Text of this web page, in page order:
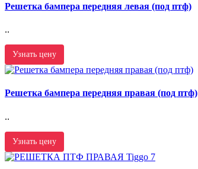
Решетка бампера передняя левая (под птф)
..
Узнать цену
Решетка бампера передняя правая (под птф)
..
Узнать цену